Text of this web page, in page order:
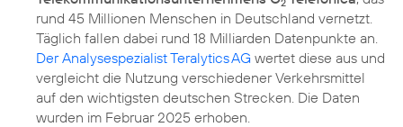
rund 45 Millionen Menschen in Deutschland vernetzt.
Täglich fallen dabei rund 18 Milliarden Datenpunkte an.
Der Analysespezialist Teralytics AG wertet diese aus und
vergleicht die Nutzung verschiedener Verkehrsmittel
auf den wichtigsten deutschen Strecken. Die Daten
wurden im Februar 2025 erhoben.